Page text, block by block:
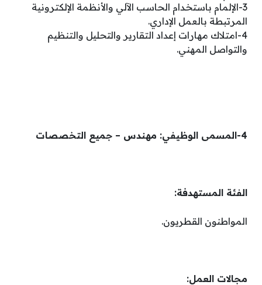
3-الإلمام باستخدام الحاسب الآلي والأنظمة الإلكترونية
المرتبطة بالعمل الإداري.
4-امتلاك مهارات إعداد التقارير والتحليل والتنظيم
والتواصل المهني.
4-المسمى الوظيفي: مهندس – جميع التخصصات
الفئة المستهدفة:
المواطنون القطريون.
مجالات العمل: